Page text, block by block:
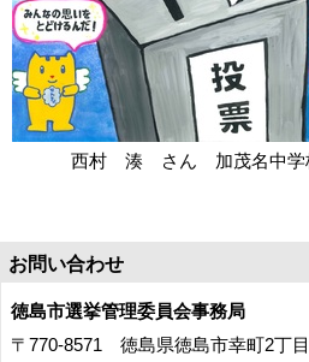
西村 湊 さん 加茂名中学
お問い合わせ
徳島市選挙管理委員会事務局
〒770-8571 徳島県徳島市幸町2丁目